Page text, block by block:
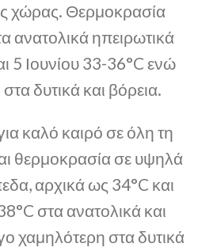
χώρας. Θερμοκρασία
ανατολικά ηπειρωτικά
5 Ιουνίου 33-36°C ενώ
δυτικά και βόρεια.
καλό καιρό σε όλη τη
θερμοκρασία σε υψηλά
αρχικά ως 34°C και
στα ανατολικά και
χαμηλότερη στα δυτικά